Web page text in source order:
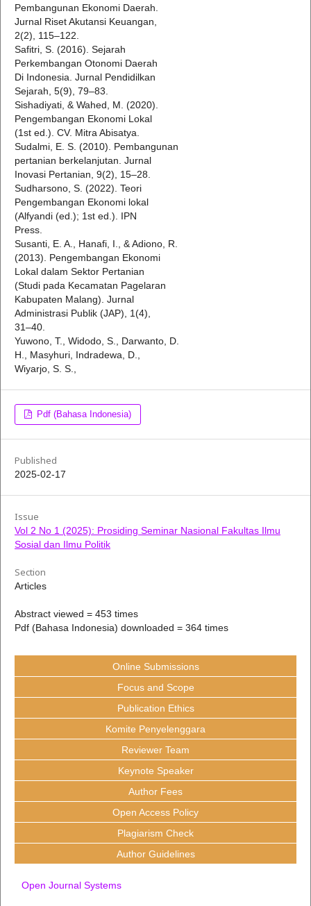
Pembangunan Ekonomi Daerah.
Jurnal Riset Akutansi Keuangan,
2(2), 115–122.
Safitri, S. (2016). Sejarah
Perkembangan Otonomi Daerah
Di Indonesia. Jurnal Pendidilkan
Sejarah, 5(9), 79–83.
Sishadiyati, & Wahed, M. (2020).
Pengembangan Ekonomi Lokal
(1st ed.). CV. Mitra Abisatya.
Sudalmi, E. S. (2010). Pembangunan
pertanian berkelanjutan. Jurnal
Inovasi Pertanian, 9(2), 15–28.
Sudharsono, S. (2022). Teori
Pengembangan Ekonomi lokal
(Alfyandi (ed.); 1st ed.). IPN
Press.
Susanti, E. A., Hanafi, I., & Adiono, R.
(2013). Pengembangan Ekonomi
Lokal dalam Sektor Pertanian
(Studi pada Kecamatan Pagelaran
Kabupaten Malang). Jurnal
Administrasi Publik (JAP), 1(4),
31–40.
Yuwono, T., Widodo, S., Darwanto, D.
H., Masyhuri, Indradewa, D.,
Wiyarjo, S. S.,
Pdf (Bahasa Indonesia)
Published
2025-02-17
Issue
Vol 2 No 1 (2025): Prosiding Seminar Nasional Fakultas Ilmu
Sosial dan Ilmu Politik
Section
Articles
Abstract viewed = 453 times
Pdf (Bahasa Indonesia) downloaded = 364 times
Online Submissions
Focus and Scope
Publication Ethics
Komite Penyelenggara
Reviewer Team
Keynote Speaker
Author Fees
Open Access Policy
Plagiarism Check
Author Guidelines
Open Journal Systems